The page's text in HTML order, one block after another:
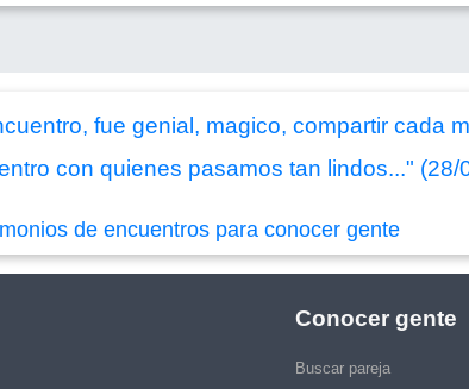
fue genial, magico, compartir cada
con quienes pasamos tan lindos..." (28/
de encuentros para conocer gente
Conocer gente
Buscar pareja